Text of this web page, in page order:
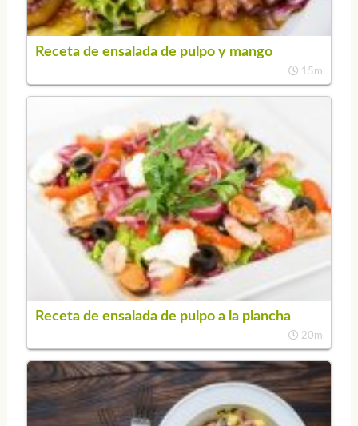
Receta de ensalada de pulpo y mango
15m
Receta de ensalada de pulpo a la plancha
20m